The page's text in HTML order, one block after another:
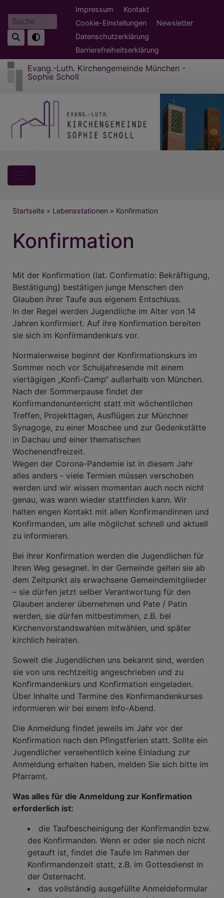
zum
Inhalt
Suche
Fußbereichsmenü
Impressum
Kontakt
Cookie-Einstellungen
Newsletter
Datenschutzerklärung
Barrierefreiheitserklärung
Evang.-Luth. Kirchengemeinde München -
Sophie Scholl
Breadcrumb
Startseite Lebensstationen Konfirmation
Konfirmation
Mit der Konfirmation (lat. Confirmatio: Bekräftigung,
Bestätigung) bestätigen junge Menschen den
Glauben ihrer Taufe aus eigenem Entschluss.
In der Regel werden Jugendliche im Alter von 14
Jahren konfirmiert. Auf ihre Konfirmation bereiten
sie sich im Konfirmandenkurs vor.
Normalerweise beginnt der Konfirmationskurs im
Sommer noch vor Schuljahresende mit einem
viertägigen „Konfi-Camp“ außerhalb von München.
Nach der Sommerpause findet der
Konfirmandenunterricht statt mit wöchentlichen
Treffen, Projekttagen, Ausflügen zur Münchner
Synagoge, zu einer Moschee und zur Gedenkstätte
in Dachau und einer thematischen
Wochenendfreizeit.
Wegen der Corona-Pandemie ist in diesem Jahr
alles anders - viele Termien müssen verschoben
werden und wir wissen momentan auch noch nicht
genau, was wann wieder stattfinden kann. Wir
halten engen Kontakt mit allen Konfirmandinnen und
Konfirmanden, um alle möglichst schnell und aktuell
zu informieren.
Bei ihrer Konfirmation werden die Jugendlichen für
Ihren Weg gesegnet. In der Gemeinde gelten sie ab
dem Zeitpunkt als erwachsene Gemeindemitglieder
– sie dürfen jetzt selber Verantwortung für den
Glauben anderer übernehmen und Pate / Patin
werden, sie dürfen mitbestimmen, z.B. bei
Kirchenvorstandswahlen mitwählen, und später
kirchlich heiraten.
Soweit die Jugendlichen uns bekannt sind, werden
sie von uns rechtzeitig angeschrieben und zu
Konfirmandenkurs und Konfirmation eingeladen.
Über Inhalte und Termine des Konfirmandenkurses
informieren wir bei einem Info-Abend.
Die Anmeldung findet jeweils im Jahr vor der
Konfirmation nach den Pfingstferien statt. Sollte ein
Jugendlicher versehentlich keine Einladung zur
Anmeldung erhalten haben, melden Sie sich bitte im
Pfarramt.
Was alles für die Anmeldung zur Konfirmation
erforderlich ist:
die Taufbescheinigung der Konfirmandin bzw.
des Konfirmanden. Wenn er oder sie noch nicht
getauft ist, findet die Taufe im Rahmen der
Konfirmandenzeit statt, z.B. im Gottesdienst in
der Osternacht.
das vollständig ausgefüllte Anmeldeformular